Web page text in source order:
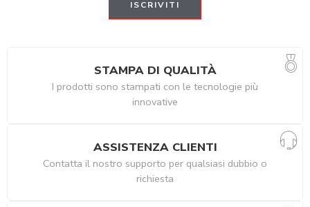
STAMPA DI QUALITÀ
I prodotti sono stampati con le tecnologie più
innovative
ASSISTENZA CLIENTI
Contatta il nostro supporto per qualsiasi dubbio o
richiesta